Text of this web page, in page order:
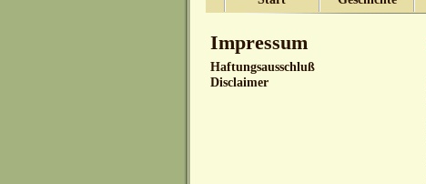
Impressum
Haftungsausschluß
Disclaimer